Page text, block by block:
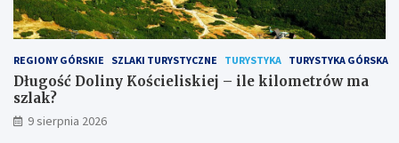
r
ó
w
m
a
s
z
l
REGIONY GÓRSKIE SZLAKI TURYSTYCZNE TURYSTYKA TURYSTYKA GÓRSKA
Długość Doliny Kościeliskiej – ile kilometrów ma
szlak?
9 sierpnia 2026